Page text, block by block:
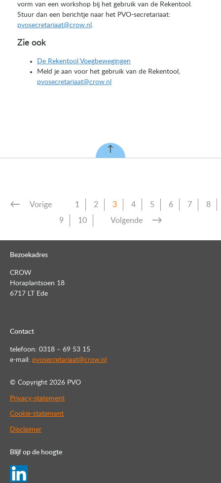
vorm van een workshop bij het gebruik van de Rekentool.
Stuur dan een berichtje naar het PVO-secretariaat:
pvosecretariaat@crow.nl
Zie ook
De Rekentool Voegbewegingen
Meld je aan voor het gebruik van de Rekentool,
pvosecretariaat@crow.nl
Vorige 1 2 3 4 5 6 7
8
9
10 Volgende
Bezoekadres
CROW
Horaplantsoen 18
6717 LT Ede
Contact
telefoon: 0318 – 69 53 15
e-mail: pvosecretariaat@crow.nl
© Copyright 2026 PVO
Privacy-statement
Cookie-statement
Disclaimer
Blijf op de hoogte